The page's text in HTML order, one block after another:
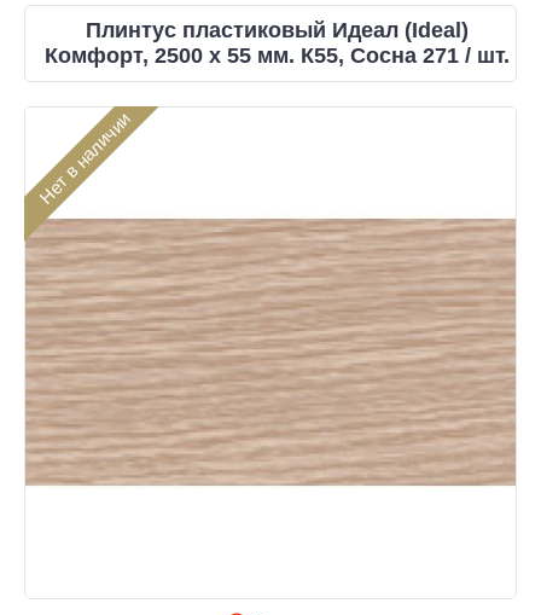
Плинтус пластиковый Идеал (Ideal)
Комфорт, 2500 х 55 мм. К55, Сосна 271 / шт.
Нет в наличии